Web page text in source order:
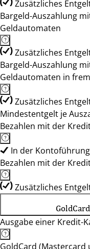
Zusätzliches
Bargeld-Auszahlung
Geldautomaten
Zusätzliches
Bargeld-Auszahlung
Geldautomaten in
Zusätzliches
Mindestentgelt je
Bezahlen mit der
In der
Bezahlen mit der
Zusätzliches
Ausgabe einer Kredit-
GoldCard (Mastercard